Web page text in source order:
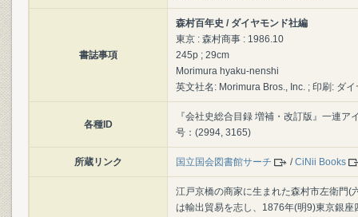
書誌事項
森村百年史 / ダイヤモンド社編
東京 : 森村商事 : 1986.10
245p ; 29cm
Morimura hyaku-nenshi
英文社名: Morimura Bros., Inc. ; 印刷: ダ
各種ID
『会社史総合目録 増補・改訂版』一連
号：(2994, 3165)
所蔵リンク 国立国会図書館サーチ /CiNii Books
江戸京橋の商家に生まれた森村市左衛門
は輸出貿易を志し、1876年(明9)東京銀